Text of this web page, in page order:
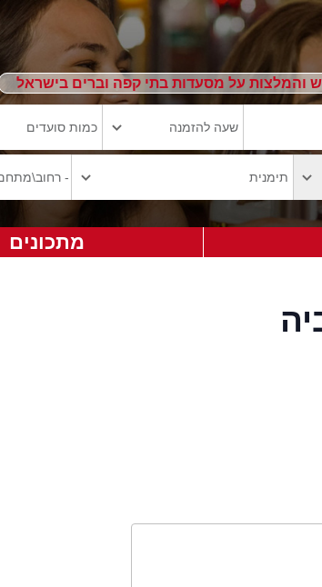
והמלצות על מסעדות בתי קפה וברים בישראל
מתכונים